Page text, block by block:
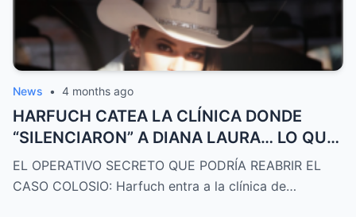
News • 4 months ago
HARFUCH CATEA LA CLÍNICA DONDE
“SILENCIARON” A DIANA LAURA… LO QUE
DESCUBRIÓ ES ATROZ
EL OPERATIVO SECRETO QUE PODRÍA REABRIR EL
CASO COLOSIO: Harfuch entra a la clínica de…